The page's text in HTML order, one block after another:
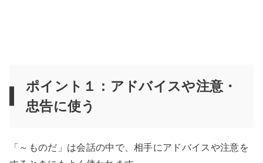
ポイント１：アドバイスや注意・
忠告に使う
「～ものだ」は会話の中で、相手にアドバイスや注意を